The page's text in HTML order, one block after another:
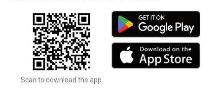
Scan to download the app